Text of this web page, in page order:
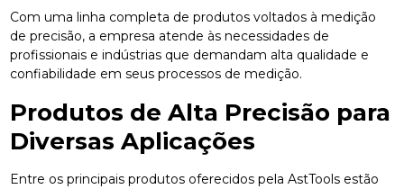
Com uma linha completa de produtos voltados à medição
de precisão, a empresa atende às necessidades de
profissionais e indústrias que demandam alta qualidade e
confiabilidade em seus processos de medição.
Produtos de Alta Precisão para
Diversas Aplicações
Entre os principais produtos oferecidos pela AstTools estão